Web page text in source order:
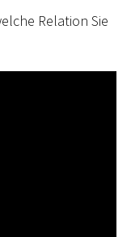
Relation Sie